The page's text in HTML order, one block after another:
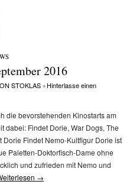
2016
STOKLAS • Hinterlasse einen
die bevorstehenden Kinostarts am
dabei: Findet Dorie, War Dogs, The
Findet Nemo-Kultfigur Dorie ist
Paletten-Doktorfisch-Dame ohne
und zufrieden mit Nemo und
→